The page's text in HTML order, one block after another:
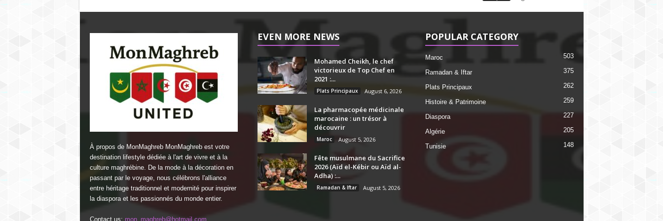
À propos de MonMaghreb MonMaghreb est votre
destination lifestyle dédiée à l'art de vivre et à la
culture maghrébine. De la mode à la décoration en
passant par le voyage, nous célébrons l'alliance
entre héritage traditionnel et modernité pour inspirer
la diaspora et les passionnés du monde entier.
Contact us: mon_maghreb@hotmail.com
EVEN MORE NEWS
Mohamed Cheikh, le chef
victorieux de Top Chef en
2021 :...
Plats Principaux August 6, 2026
La pharmacopée médicinale
marocaine : un trésor à
découvrir
Maroc August 5, 2026
Fête musulmane du Sacrifice
2026 (Aïd el-Kébir ou Aïd al-
Adha) :...
Ramadan & Iftar August 5, 2026
POPULAR CATEGORY
Maroc 503
Ramadan & Iftar 375
Plats Principaux 262
Histoire & Patrimoine 259
Diaspora 227
Algérie 205
Tunisie 148